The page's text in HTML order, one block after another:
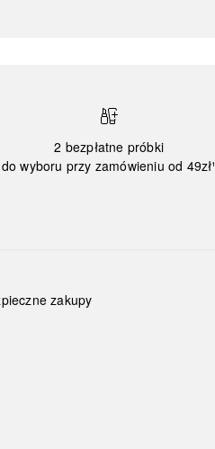
2 bezpłatne próbki
do wyboru przy zamówieniu od 49zł¹
zakupy